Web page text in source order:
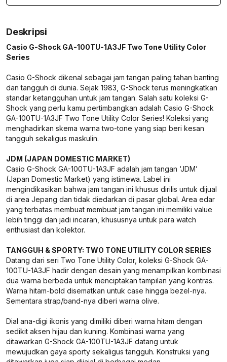
Deskripsi
Casio G-Shock GA-100TU-1A3JF Two Tone Utility Color
Series
Casio G-Shock dikenal sebagai jam tangan paling tahan banting
dan tangguh di dunia. Sejak 1983, G-Shock terus meningkatkan
standar ketangguhan untuk jam tangan. Salah satu koleksi G-
Shock yang perlu kamu pertimbangkan adalah Casio G-Shock
GA-100TU-1A3JF Two Tone Utility Color Series! Koleksi yang
menghadirkan skema warna two-tone yang siap beri kesan
tangguh sekaligus maskulin.
JDM (JAPAN DOMESTIC MARKET)
Casio G-Shock GA-100TU-1A3JF adalah jam tangan ‘JDM’
(Japan Domestic Market) yang istimewa. Label ini
mengindikasikan bahwa jam tangan ini khusus dirilis untuk dijual
di area Jepang dan tidak diedarkan di pasar global. Area edar
yang terbatas membuat membuat jam tangan ini memiliki value
lebih tinggi dan jadi incaran, khususnya untuk para watch
enthusiast dan kolektor.
TANGGUH & SPORTY: TWO TONE UTILITY COLOR SERIES
Datang dari seri Two Tone Utility Color, koleksi G-Shock GA-
100TU-1A3JF hadir dengan desain yang menampilkan kombinasi
dua warna berbeda untuk menciptakan tampilan yang kontras.
Warna hitam-bold disematkan untuk case hingga bezel-nya.
Sementara strap/band-nya diberi warna olive.
Dial ana-digi ikonis yang dimiliki diberi warna hitam dengan
sedikit aksen hijau dan kuning. Kombinasi warna yang
ditawarkan G-Shock GA-100TU-1A3JF datang untuk
mewujudkan gaya sporty sekaligus tangguh. Konstruksi yang